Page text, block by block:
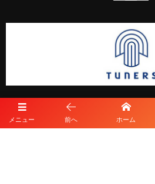
メニュー 前へ ホーム